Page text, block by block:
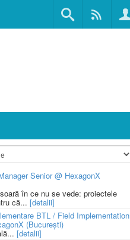
Senior @ HexagonX
în ce nu se vede: proiectele
că... [detalii]
BTL / Field Implementation
(București)
[detalii]